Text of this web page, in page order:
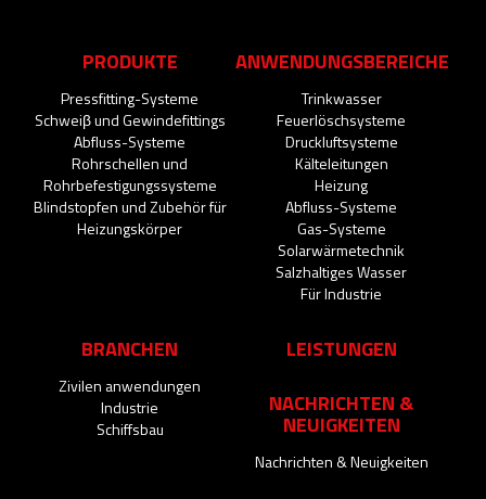
PRODUKTE
Pressfitting-Systeme
Schweiβ und Gewindefittings
Abfluss-Systeme
Rohrschellen und
Rohrbefestigungssysteme
Blindstopfen und Zubehör für
Heizungskörper
ANWENDUNGSBEREICHE
Trinkwasser
Feuerlöschsysteme
Druckluftsysteme
Kälteleitungen
Heizung
Abfluss-Systeme
Gas-Systeme
Solarwärmetechnik
Salzhaltiges Wasser
Für Industrie
BRANCHEN
Zivilen anwendungen
Industrie
Schiffsbau
LEISTUNGEN
NACHRICHTEN &
NEUIGKEITEN
Nachrichten & Neuigkeiten